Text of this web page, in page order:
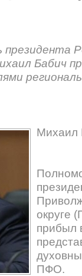
Бабич
Михаил
округе
прибыл
ПФО.